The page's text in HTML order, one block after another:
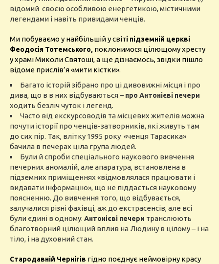
відомий своєю особливою енергетикою, містичними
легендами і навіть привидами ченців.
Ми побуваємо у найбільшій у світі підземній церкві
Феодосія Тотемського, поклонимося цілющому хресту
у храмі Миколи Святоші, а ще дізнаємось, звідки пішло
відоме прислів’я «мити кістки».
Багато історій зібрано про ці дивовижні місця і про
дива, що в в них відбуваються – про Антонієві печери
ходить безліч чуток і легенд.
Часто від екскурсоводів та місцевих жителів можна
почути історії про ченців-затворників, які живуть там
до сих пір. Так, влітку 1995 року «ченця Тарасика»
бачила в печерах ціла група людей.
Були й спроби спеціального наукового вивчення
печерних аномалій, але апаратура, встановлена в
підземних приміщеннях «відмовлялася працювати і
видавати інформацію», що не піддається науковому
поясненню. До вивчення того, що відбувається,
залучалися різні фахівці, аж до екстрасенсів, але всі
були єдині в одному: Антонієві печери транслюють
благотворний цілющий вплив на Людину в цілому – і на
тіло, і на духовний стан.
Стародавній Чернігів гідно поєднує неймовірну красу